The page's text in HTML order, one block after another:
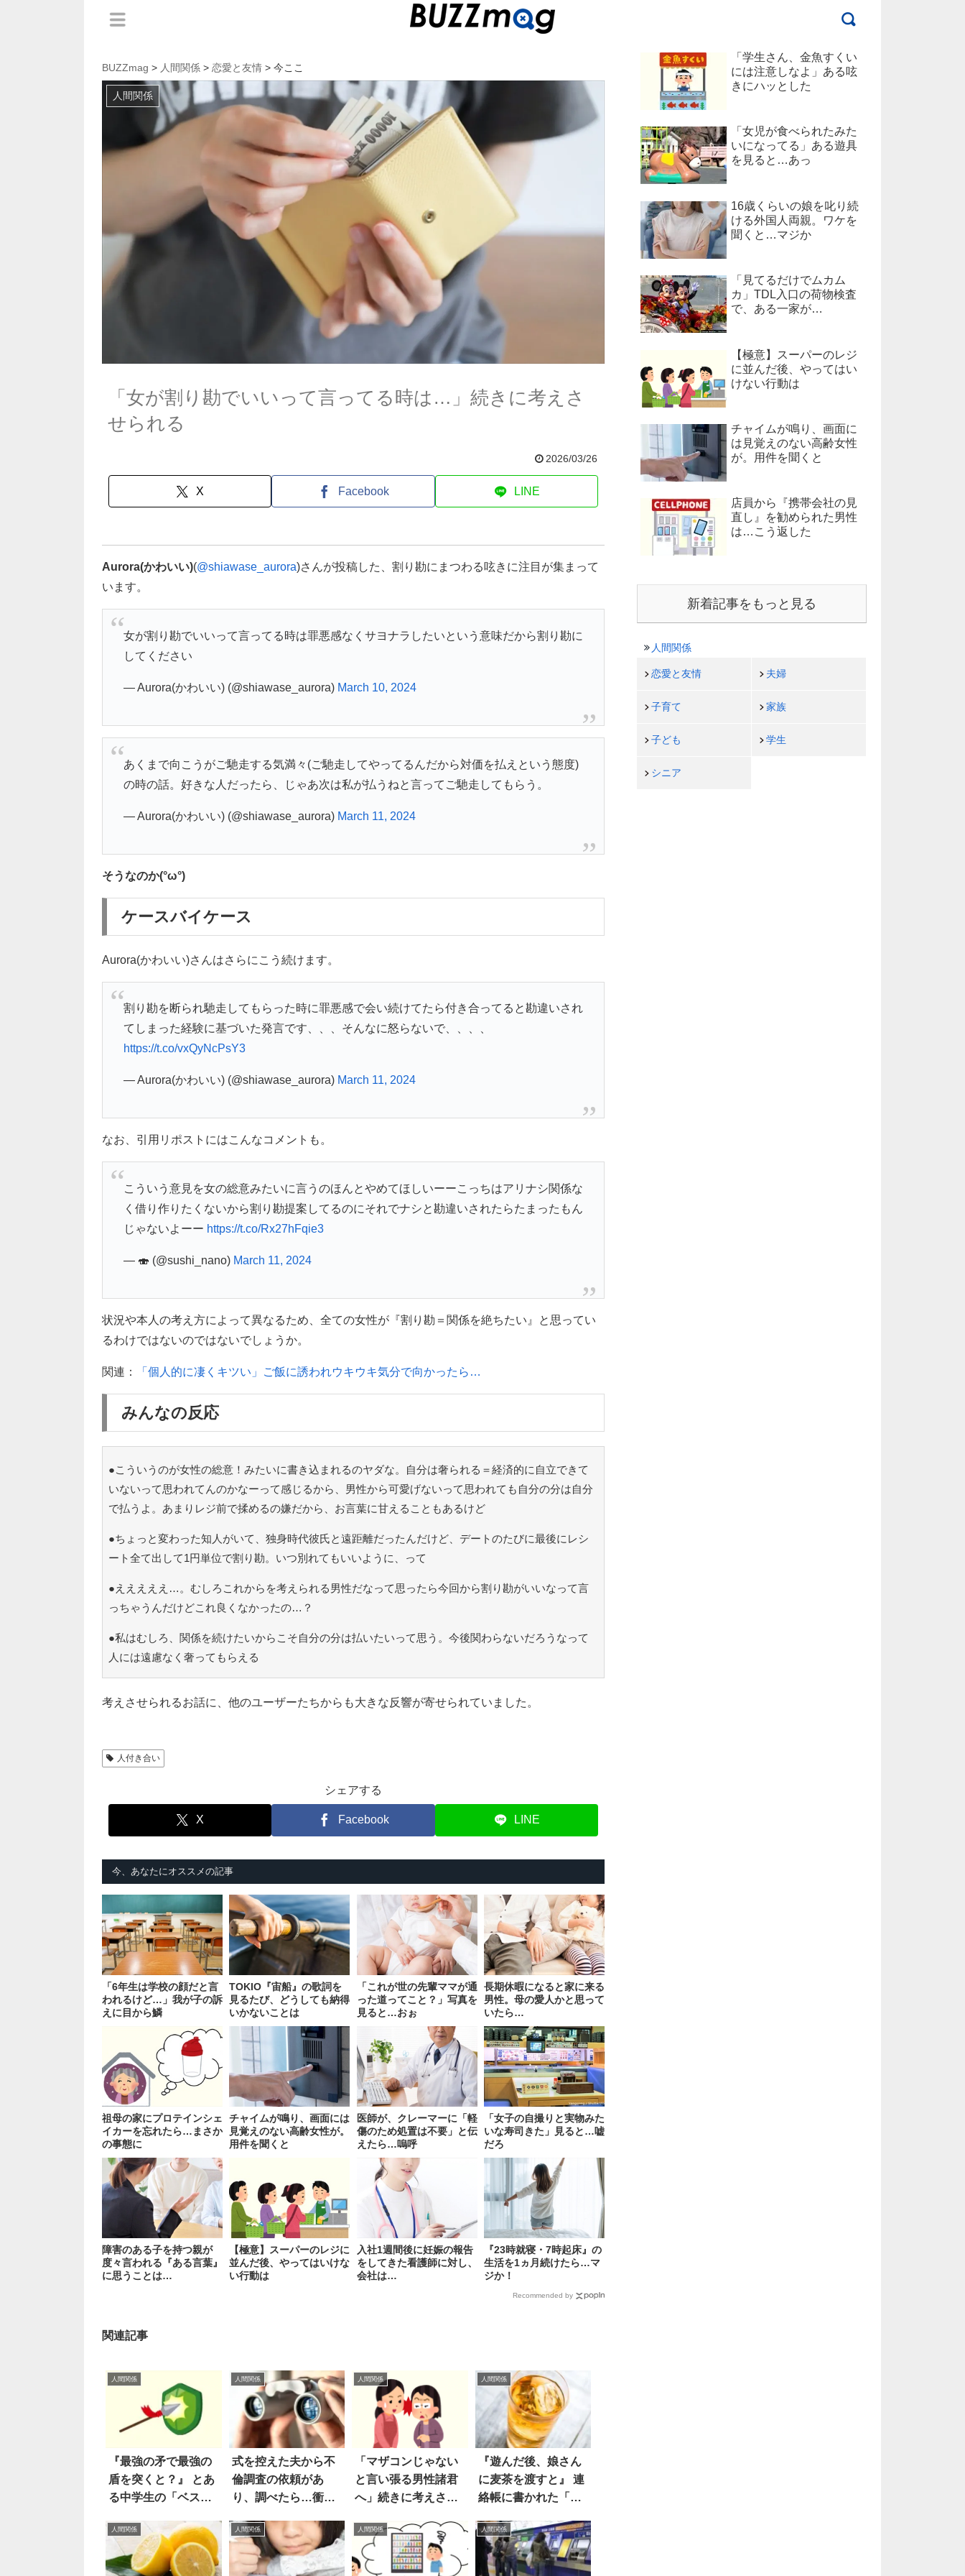
BUZZmag > 人間関係 > 恋愛と友情 > 今ここ
人間関係
「女が割り勘でいいって言ってる時は…」続きに考えさ
せられる
2026/03/26
X Facebook LINE
Aurora(かわいい)(@shiawase_aurora)さんが投稿した、割り勘にまつわる呟きに注目が集まって
います。
女が割り勘でいいって言ってる時は罪悪感なくサヨナラしたいという意味だから割り勘に
してください
— Aurora(かわいい) (@shiawase_aurora) March 10, 2024
あくまで向こうがご馳走する気満々(ご馳走してやってるんだから対価を払えという態度)
の時の話。好きな人だったら、じゃあ次は私が払うねと言ってご馳走してもらう。
— Aurora(かわいい) (@shiawase_aurora) March 11, 2024
そうなのか(°ω°)
ケースバイケース
Aurora(かわいい)さんはさらにこう続けます。
割り勘を断られ馳走してもらった時に罪悪感で会い続けてたら付き合ってると勘違いされ
てしまった経験に基づいた発言です、、、そんなに怒らないで、、、、
https://t.co/vxQyNcPsY3
— Aurora(かわいい) (@shiawase_aurora) March 11, 2024
なお、引用リポストにはこんなコメントも。
こういう意見を女の総意みたいに言うのほんとやめてほしいーーこっちはアリナシ関係な
く借り作りたくないから割り勘提案してるのにそれでナシと勘違いされたらたまったもん
じゃないよーー https://t.co/Rx27hFqie3
— 🍣 (@sushi_nano) March 11, 2024
状況や本人の考え方によって異なるため、全ての女性が『割り勘＝関係を絶ちたい』と思ってい
るわけではないのではないでしょうか。
関連： 「個人的に凄くキツい」ご飯に誘われウキウキ気分で向かったら…
みんなの反応
●こういうのが女性の総意！みたいに書き込まれるのヤダな。自分は奢られる＝経済的に自立できて
いないって思われてんのかなーって感じるから、男性から可愛げないって思われても自分の分は自分
で払うよ。あまりレジ前で揉めるの嫌だから、お言葉に甘えることもあるけど
●ちょっと変わった知人がいて、独身時代彼氏と遠距離だったんだけど、デートのたびに最後にレシ
ート全て出して1円単位で割り勘。いつ別れてもいいように、って
●えええええ…。むしろこれからを考えられる男性だなって思ったら今回から割り勘がいいなって言
っちゃうんだけどこれ良くなかったの…？
●私はむしろ、関係を続けたいからこそ自分の分は払いたいって思う。今後関わらないだろうなって
人には遠慮なく奢ってもらえる
考えさせられるお話に、他のユーザーたちからも大きな反響が寄せられていました。
人付き合い
シェアする
X Facebook LINE
今、あなたにオススメの記事
「6年生は学校の顔だと言
われるけど…」我が子の訴
えに目から鱗
TOKIO『宙船』の歌詞を
見るたび、どうしても納得
いかないことは
「これが世の先輩ママが通
った道ってこと？」写真を
見ると…おぉ
長期休暇になると家に来る
男性。母の愛人かと思って
いたら…
祖母の家にプロテインシェ
イカーを忘れたら…まさか
の事態に
チャイムが鳴り、画面には
見覚えのない高齢女性が。
用件を聞くと
医師が、クレーマーに「軽
傷のため処置は不要」と伝
えたら…嗚呼
「女子の自撮りと実物みた
いな寿司きた」見ると…嘘
だろ
障害のある子を持つ親が
度々言われる『ある言葉』
に思うことは…
【極意】スーパーのレジに
並んだ後、やってはいけな
い行動は
入社1週間後に妊娠の報告
をしてきた看護師に対し、
会社は…
『23時就寝・7時起床』の
生活を1ヵ月続けたら…マ
ジか！
Recommended by
関連記事
人間関係
『最強の矛で最強の
盾を突くと？』 とあ
る中学生の「ベスト
た！！
人間関係
式を控えた夫から不
倫調査の依頼があ
り、調べたら…衝撃
人間関係
「マザコンじゃない
と言い張る男性諸君
へ」続きに考えさせ
人間関係
『遊んだ後、娘さん
に麦茶を渡すと』 連
絡帳に書かれた「保
る！！
人間関係 人間関係 人間関係 人間関係
「学生さん、金魚すくい
には注意しなよ」ある呟
きにハッとした
「女児が食べられたみた
いになってる」ある遊具
を見ると…あっ
16歳くらいの娘を叱り続
ける外国人両親。ワケを
聞くと…マジか
「見てるだけでムカム
カ」TDL入口の荷物検査
で、ある一家が…
【極意】スーパーのレジ
に並んだ後、やってはい
けない行動は
チャイムが鳴り、画面に
は見覚えのない高齢女性
が。用件を聞くと
店員から『携帯会社の見
直し』を勧められた男性
は…こう返した
新着記事をもっと見る
人間関係
恋愛と友情 夫婦
子育て 家族
子ども 学生
シニア